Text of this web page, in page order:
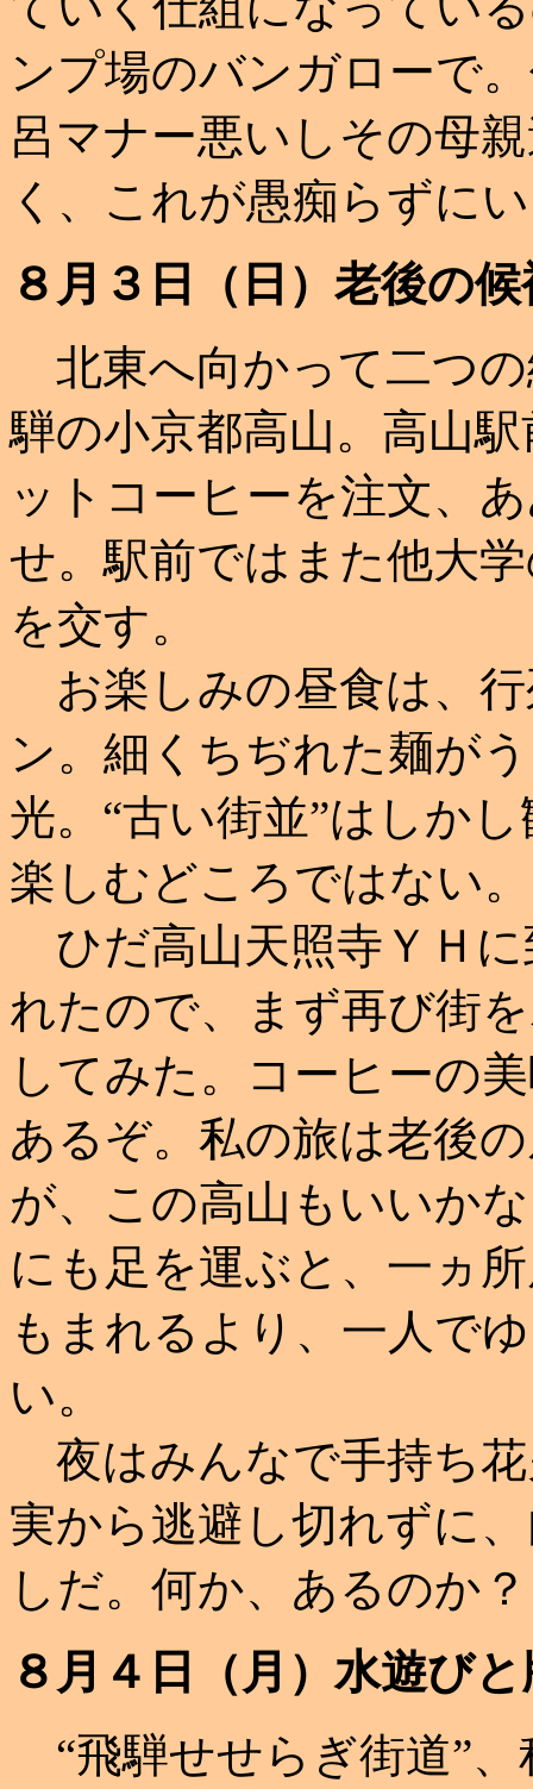
ンプ場のバンガローで
呂マナー悪いしその母
く、これが愚痴らずに
８月３日（日）老後の
北東へ向かって二つ
騨の小京都高山。高山
ットコーヒーを注文、
せ。駅前ではまた他大
を交す。
お楽しみの昼食は、
ン。細くちぢれた麺が
光。“古い街並”はしか
楽しむどころではない。
ひだ高山天照寺ＹＨ
れたので、まず再び街
してみた。コーヒーの
あるぞ。私の旅は老後
が、この高山もいいか
にも足を運ぶと、一ヵ
もまれるより、一人で
い。
夜はみんなで手持ち
実から逃避し切れずに
しだ。何か、あるのか？
８月４日（月）水遊び
“飛騨せせらぎ街道”